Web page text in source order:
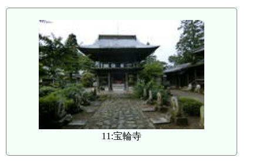
11:宝輪寺